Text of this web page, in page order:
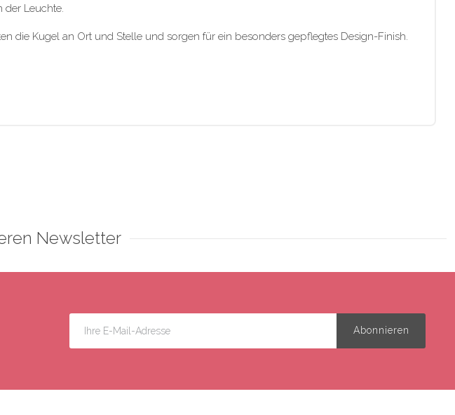
der Leuchte.
die Kugel an Ort und Stelle und sorgen für ein besonders gepflegtes Design-Finish.
Newsletter